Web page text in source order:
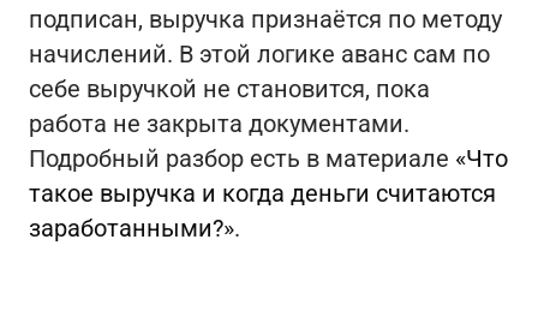
подписан, выручка признаётся по методу
начислений. В этой логике аванс сам по
себе выручкой не становится, пока
работа не закрыта документами.
Подробный разбор есть в материале «Что
такое выручка и когда деньги считаются
заработанными?».